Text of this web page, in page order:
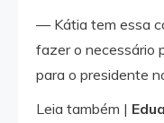
— Kátia tem essa
fazer o necessário
para o presidente
Leia também |